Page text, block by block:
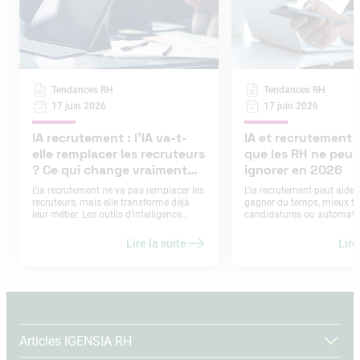
Tendances RH
17 juin 2026
IA recrutement : l’IA va-t-
elle remplacer les recruteurs
? Ce qui change vraiment
dans les RH
L’ia recrutement ne va pas remplacer les
recruteurs, mais elle transforme déjà
leur métier. Les outils d’intelligence
offres, analyser des CV, automatiser
certaines réponses ou préparer des
candidat. En 2026, l’enjeu pour les RH
n’est donc pas de choisir entre
intelligence artificielle et recruteur
Lire la suite
Tendances RH
17 juin 2026
IA et recrutement
que les RH ne
ignorer en 2026
L’ia recrutement peut
gagner du temps, mieux
candidatures ou
soulève aussi des
biais discriminatoires,
Articles IGENSIA RH